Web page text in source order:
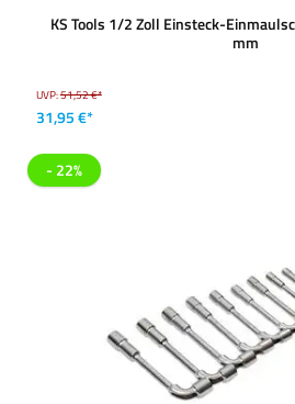
KS Tools 1/2 Zoll Einsteck-
mm
UVP:51,52 €*
31,95 €*
- 22%